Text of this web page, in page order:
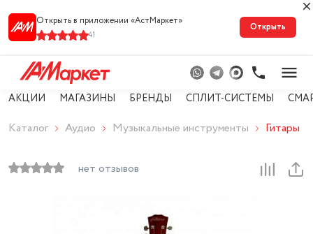
Открыть в приложении «АстМарке‪т‬»
41
Открыть
АКЦИИ МАГАЗИНЫ БРЕНДЫ СПЛИТ-СИСТЕМЫ
Каталог Аудио Музыкальные инструменты Гитары
нет отзывов